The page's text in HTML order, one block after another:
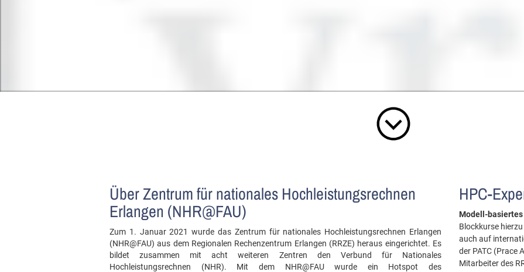
Über Zentrum für nationales Hochleistungsrechnen
Erlangen (NHR@FAU)
Zum 1. Januar 2021 wurde das Zentrum für nationales Hochleistungsrechnen Erlangen
(NHR@FAU) aus dem Regionalen Rechenzentrum Erlangen (RRZE) heraus eingerichtet. Es
bildet zusammen mit acht weiteren Zentren den Verbund für Nationales
Hochleistungsrechnen (NHR). Mit dem NHR@FAU wurde ein Hotspot des
HPC-
Modell-
Blockkurse
auch auf
der PATC (Prace
Mitarbeiter des